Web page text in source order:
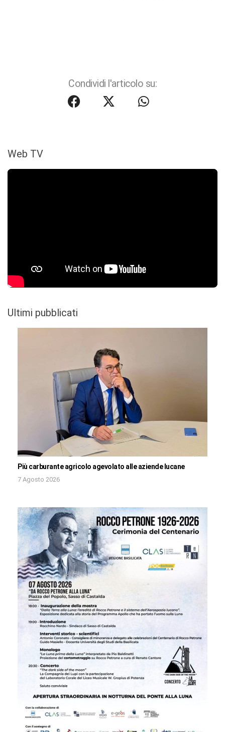
Condividi l'articolo su:
Web TV
Ultimi pubblicati
Più carburante agricolo agevolato alle aziende lucane
7 Agosto 2026